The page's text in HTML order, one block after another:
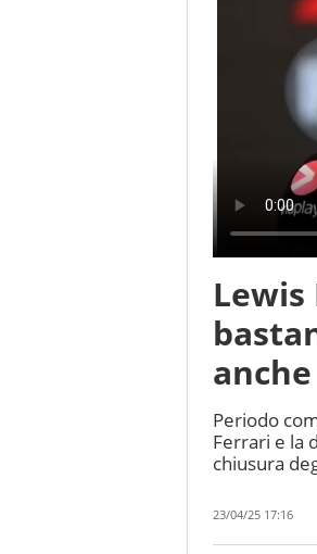
Periodo
Ferrari e la
chiusura
23/04/25 17:16